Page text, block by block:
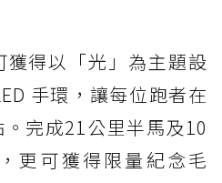
得以「光」為主題設
手環，讓每位跑者在
完成21公里半馬及10
更可獲得限量紀念毛